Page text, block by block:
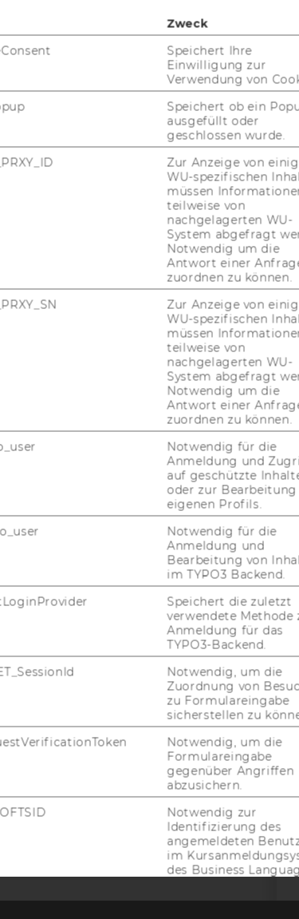
Julia Told
NewsletterBluesky
WEBSEITE
SOCIAL MEDIA
STUDIENBEWERBER*INNEN
Zweck
Speichert Ihre
Einwilligung zur
Verwendung von
Speichert ob ein
ausgefüllt oder
geschlossen wurde.
Zur Anzeige von
WU-spezifischen
müssen
teilweise von
nachgelagerten WU-
System abgefragt
Notwendig um die
Antwort einer
zuordnen zu können.
Zur Anzeige von
WU-spezifischen
müssen
teilweise von
nachgelagerten WU-
System abgefragt
Notwendig um die
Antwort einer
zuordnen zu können.
Notwendig für die
Anmeldung und
auf geschützte
oder zur Bearbeitung
eigenen Profils.
Notwendig für die
Anmeldung und
Bearbeitung von
im TYPO3 Backend.
Speichert die zuletzt
verwendete Methode
Anmeldung für das
TYPO3-Backend.
Notwendig, um die
Zuordnung von
zu Formulareingabe
sicherstellen zu
Notwendig, um die
Formulareingabe
gegenüber Angriffen
abzusichern.
Notwendig zur
Identifizierung des
angemeldeten
im
des Business